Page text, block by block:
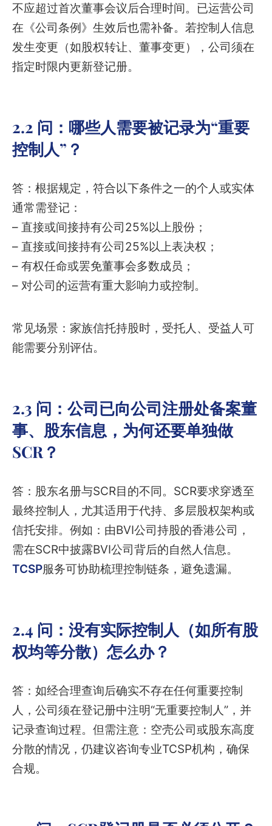
不应超过首次董事会议后合理时间。已运营公司
在《公司条例》生效后也需补备。若控制人信息
发生变更（如股权转让、董事变更），公司须在
指定时限内更新登记册。
2.2 问：哪些人需要被记录为“重要
控制人”？
答：根据规定，符合以下条件之一的个人或实体
通常需登记：
– 直接或间接持有公司25%以上股份；
– 直接或间接持有公司25%以上表决权；
– 有权任命或罢免董事会多数成员；
– 对公司的运营有重大影响力或控制。
常见场景：家族信托持股时，受托人、受益人可
能需要分别评估。
2.3 问：公司已向公司注册处备案董
事、股东信息，为何还要单独做
SCR？
答：股东名册与SCR目的不同。SCR要求穿透至
最终控制人，尤其适用于代持、多层股权架构或
信托安排。例如：由BVI公司持股的香港公司，
需在SCR中披露BVI公司背后的自然人信息。
TCSP服务可协助梳理控制链条，避免遗漏。
2.4 问：没有实际控制人（如所有股
权均等分散）怎么办？
答：如经合理查询后确实不存在任何重要控制
人，公司须在登记册中注明“无重要控制人”，并
记录查询过程。但需注意：空壳公司或股东高度
分散的情况，仍建议咨询专业TCSP机构，确保
合规。